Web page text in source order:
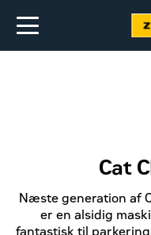
Cat
Næste generation af
er en alsidig
fantastisk til